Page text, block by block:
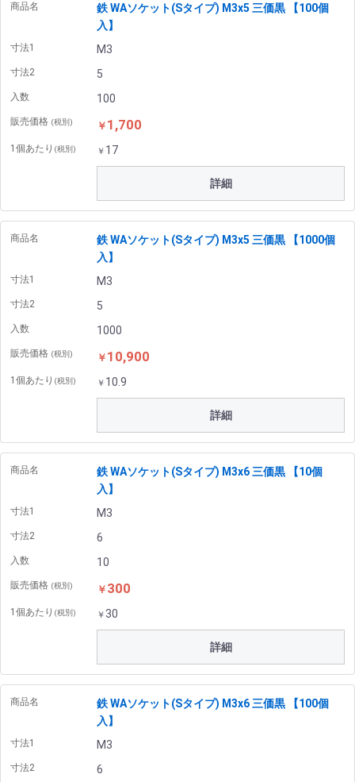
商品名
鉄 WAソケット(Sタイプ) M3x5 三価黒 【100個
入】
寸法1 M3
寸法2 5
入数 100
販売価格 (税別) ￥ 1,700
1個あたり (税別) ￥ 17
詳細
商品名
鉄 WAソケット(Sタイプ) M3x5 三価黒 【1000個
入】
寸法1 M3
寸法2 5
入数 1000
販売価格 (税別) ￥ 10,900
1個あたり (税別) ￥ 10.9
詳細
商品名
鉄 WAソケット(Sタイプ) M3x6 三価黒 【10個
入】
寸法1 M3
寸法2 6
入数 10
販売価格 (税別) ￥ 300
1個あたり (税別) ￥ 30
詳細
商品名
鉄 WAソケット(Sタイプ) M3x6 三価黒 【100個
入】
寸法1 M3
寸法2 6